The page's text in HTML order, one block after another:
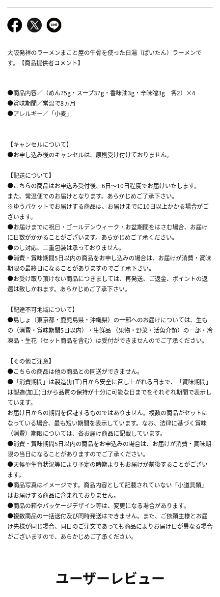
大阪発祥のラーメンまこと屋の牛骨を使った白湯（ぱいたん）ラーメンで
す。【商品提供者コメント】
●商品内容／（めん75g・スープ37g・香味油3g・辛味噌3g 各2）×4
●賞味期間／常温で8ヵ月
●アレルギー／「小麦」
【キャンセルについて】
●お申し込み後のキャンセルは、原則受け付けておりません。
【配送について】
●こちらの商品はお申込み受付後、6日～10日程度でお届けいたします。
また、常温便でのお届けとなります。あらかじめご了承下さい。
※ゆうパケットでお届けする商品は、お届けまでに10日以上かかる場合がご
ざいます。
●お届けまでに祝日・ゴールデンウィーク・お盆期間をはさむ場合、お届け
に日数がかかることがございます。あらかじめご了承ください。
●のし対応、二重包装は承っておりません。
●消費・賞味期間5日以内の商品をお申し込みの場合は、お届けが消費・賞味
期限の最終日になることがありますのでご了承下さい。
●お受け取り頂けない商品につきましては、再発送、ご返金、ポイントの返
還は致しかねます。あらかじめご了承下さい。
【配達不可地域について】
●島しょ（東京都・鹿児島県・沖縄県）の一部へのお届けについては、生も
の（消費・賞味期間5日以内）・生鮮品 （果物・野菜・活魚介類）の一部・冷
凍品・生花（セット商品を含む）は受付ができませんのでご了承ください。
【その他ご注意】
●こちらの商品は他の商品との同送ができません。
●「消費期間」は製造(加工)日から安全に召し上がれる日まで、「賞味期間」
は製造(加工)日から品質の保持が十分に可能な日までをそれぞれ期間で表示し
ています。
お届け日からの期間を保証するものではありません。複数の商品がセットに
なっている場合、最も短い期間を表示しています。なお、法律に基づく賞味
（消費）期限については、各お届け商品に記載しています。
●消費・賞味期間5日以内の商品をお申込みの場合は、お届けが消費・賞味期
限の当日になることがありますのでご了承ください。
●天候や生育状況等により予定の時期よりもお届けが前後することがござい
ます。
●商品写真はイメージです。商品内容として記載されていない「小道具類」
はお届けする商品に含まれておりません。
●商品の箱やパッケージデザイン等は、変更になる場合があります。
●複数商品の一括送付及び同時発送はできません。また、ご依頼主様とお届
け先様が同じ場合、同日のご注文であっても商品によりお届け日が異なる場合
がございますので、あらかじめご了承ください。
ユーザーレビュー